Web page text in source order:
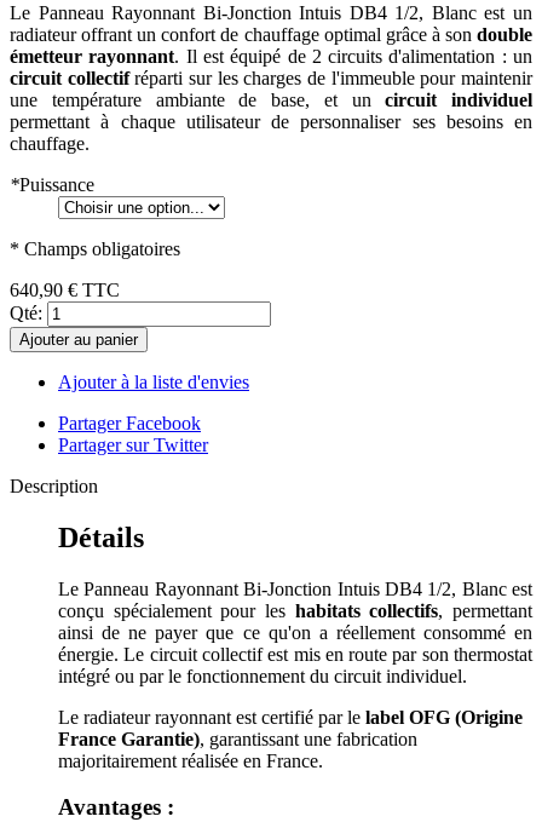
Le Panneau Rayonnant Bi-Jonction Intuis DB4 1/2, Blanc est un
radiateur offrant un confort de chauffage optimal grâce à son double
émetteur rayonnant. Il est équipé de 2 circuits d'alimentation : un
circuit collectifréparti sur les charges de l'immeuble pour maintenir
une température ambiante de base, et uncircuit individuel
permettant à chaque utilisateur de personnaliser ses besoins en
chauffage.
*Puissance
* Champs obligatoires
640,90 € TTC
Qté:
Ajouter au panier
Ajouter à la liste d'envies
Partager Facebook
Partager sur Twitter
Description
Détails
Le Panneau Rayonnant Bi-Jonction Intuis DB4 1/2, Blanc est
conçu spécialement pour les habitats collectifs, permettant
ainsi de ne payer que ce qu'on a réellement consommé en
énergie. Le circuit collectif est mis en route par son thermostat
intégré ou par le fonctionnement du circuit individuel.
Le radiateur rayonnant est certifié par le label OFG (Origine
France Garantie), garantissant une fabrication
majoritairement réalisée en France.
Avantages :